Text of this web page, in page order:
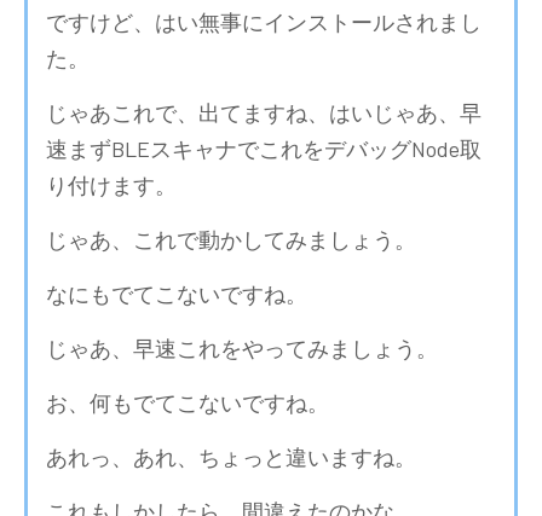
ですけど、はい無事にインストールされまし
た。
じゃあこれで、出てますね、はいじゃあ、早
速まずBLEスキャナでこれをデバッグNode取
り付けます。
じゃあ、これで動かしてみましょう。
なにもでてこないですね。
じゃあ、早速これをやってみましょう。
お、何もでてこないですね。
あれっ、あれ、ちょっと違いますね。